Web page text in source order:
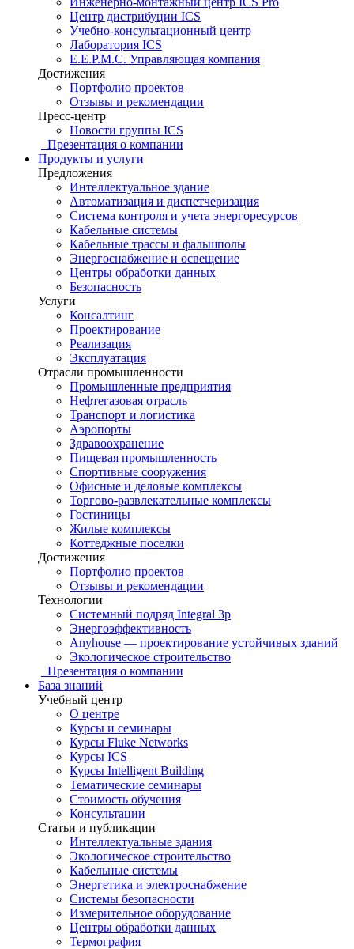
Центр дистрибуции ICS
Учебно-консультационный центр
Лаборатория ICS
E.E.P.M.C. Управляющая компания
Достижения
Портфолио проектов
Отзывы и рекомендации
Пресс-центр
Новости группы ICS
Презентация о компании
Продукты и услуги
Предложения
Интеллектуальное здание
Автоматизация и диспетчеризация
Система контроля и учета энергоресурсов
Кабельные системы
Кабельные трассы и фальшполы
Энергоснабжение и освещение
Центры обработки данных
Безопасность
Услуги
Консалтинг
Проектирование
Реализация
Эксплуатация
Отрасли промышленности
Промышленные предприятия
Нефтегазовая отрасль
Транспорт и логистика
Аэропорты
Здравоохранение
Пищевая промышленность
Спортивные сооружения
Офисные и деловые комплексы
Торгово-развлекательные комплексы
Гостиницы
Жилые комплексы
Коттеджные поселки
Достижения
Портфолио проектов
Отзывы и рекомендации
Технологии
Системный подряд Integral 3p
Энергоэффективность
Anyhouse — проектирование устойчивых зданий
Экологическое строительство
Презентация о компании
База знаний
Учебный центр
О центре
Курсы и семинары
Курсы Fluke Networks
Курсы ICS
Курсы Intelligent Building
Тематические семинары
Стоимость обучения
Консультации
Статьи и публикации
Интеллектуальные здания
Экологическое строительство
Кабельные системы
Энергетика и электроснабжение
Системы безопасности
Измерительное оборудование
Центры обработки данных
Термография